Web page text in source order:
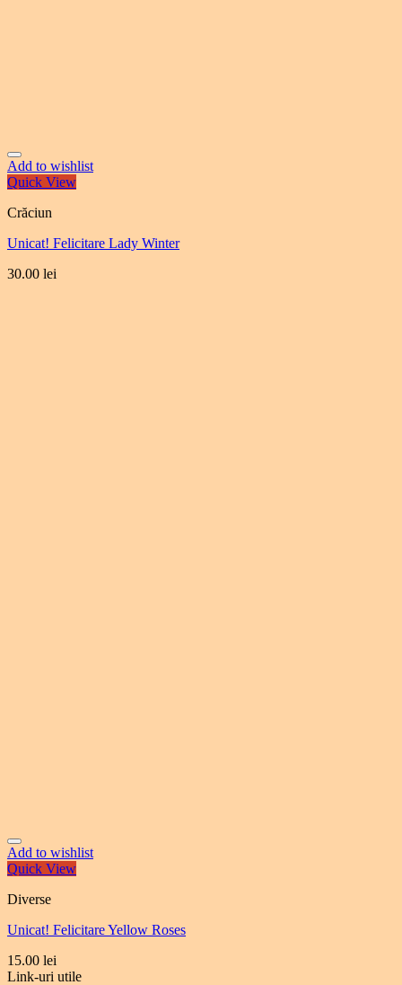
Add to wishlist
Quick View
Crăciun
Unicat! Felicitare Lady Winter
30.00 lei
Add to wishlist
Quick View
Diverse
Unicat! Felicitare Yellow Roses
15.00 lei
Link-uri utile